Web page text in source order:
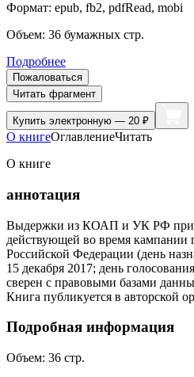
Формат: epub, fb2, pdfRead, mobi
Объем: 36 бумажных стр.
Подробнее
Пожаловаться
Читать фрагмент
Купить электронную — 20 ₽
О книгеОглавлениеЧитать
О книге
аннотация
Выдержки из КОАП и УК РФ
действующей во время кампании
Российской Федерации (день
15 декабря 2017; день
сверен с правовыми базами
Книга публикуется в авторской
Подробная информация
Объем: 36 стр.